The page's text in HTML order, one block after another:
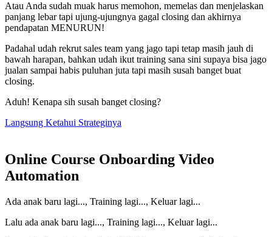
Atau Anda sudah muak harus memohon, memelas dan menjelaskan
panjang lebar tapi ujung-ujungnya gagal closing dan akhirnya
pendapatan MENURUN!
Padahal udah rekrut sales team yang jago tapi tetap masih jauh di
bawah harapan, bahkan udah ikut training sana sini supaya bisa jago
jualan sampai habis puluhan juta tapi masih susah banget buat
closing.
Aduh! Kenapa sih susah banget closing?
Langsung Ketahui Strateginya
Online Course Onboarding Video
Automation
Ada anak baru lagi..., Training lagi..., Keluar lagi...
Lalu ada anak baru lagi..., Training lagi..., Keluar lagi...